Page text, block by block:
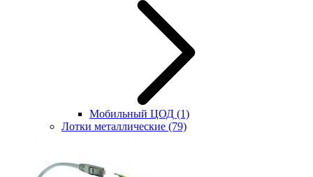
Мобильный ЦОД (1)
Лотки металлические (79)